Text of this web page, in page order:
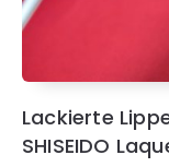
Lackierte
SHISEIDO